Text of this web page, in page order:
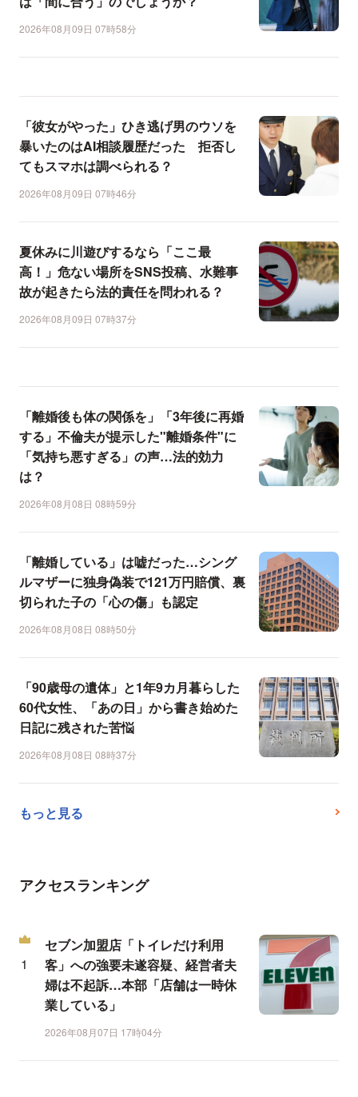
2026年08月09日 07時58分
「彼女がやった」ひき逃げ男のウソを
暴いたのはAI相談履歴だった 拒否し
てもスマホは調べられる？
2026年08月09日 07時46分
夏休みに川遊びするなら「ここ最
高！」危ない場所をSNS投稿、水難事
故が起きたら法的責任を問われる？
2026年08月09日 07時37分
「離婚後も体の関係を」「3年後に再婚
する」不倫夫が提示した"離婚条件"に
「気持ち悪すぎる」の声…法的効力
は？
2026年08月08日 08時59分
「離婚している」は嘘だった…シング
ルマザーに独身偽装で121万円賠償、裏
切られた子の「心の傷」も認定
2026年08月08日 08時50分
「90歳母の遺体」と1年9カ月暮らした
60代女性、「あの日」から書き始めた
日記に残された苦悩
2026年08月08日 08時37分
もっと見る
アクセスランキング
セブン加盟店「トイレだけ利用
客」への強要未遂容疑、経営者夫
婦は不起訴…本部「店舗は一時休
業している」
2026年08月07日 17時04分